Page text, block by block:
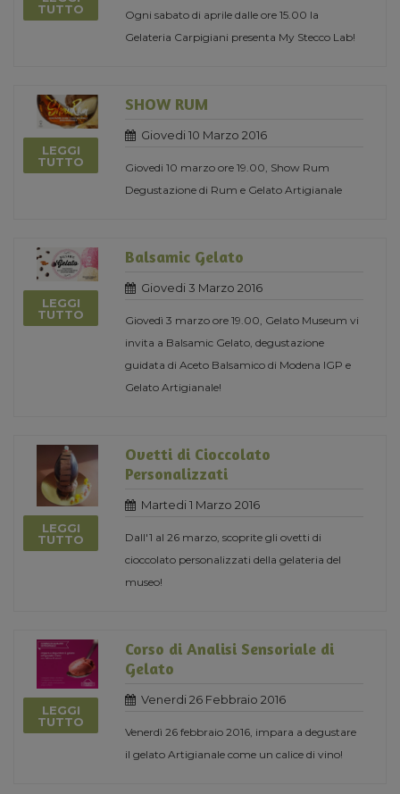
TUTTO
Ogni sabato di aprile dalle ore 15.00 la
Gelateria Carpigiani presenta My Stecco Lab!
LEGGI
TUTTO
SHOW RUM
Giovedi 10 Marzo 2016
Giovedi 10 marzo ore 19.00, Show Rum
Degustazione di Rum e Gelato Artigianale
LEGGI
TUTTO
Balsamic Gelato
Giovedi 3 Marzo 2016
Giovedì 3 marzo ore 19.00, Gelato Museum vi
invita a Balsamic Gelato, degustazione
guidata di Aceto Balsamico di Modena IGP e
Gelato Artigianale!
LEGGI
TUTTO
Ovetti di Cioccolato
Personalizzati
Martedi 1 Marzo 2016
Dall'1 al 26 marzo, scoprite gli ovetti di
cioccolato personalizzati della gelateria del
museo!
LEGGI
TUTTO
Corso di Analisi Sensoriale di
Gelato
Venerdi 26 Febbraio 2016
Venerdì 26 febbraio 2016, impara a degustare
il gelato Artigianale come un calice di vino!